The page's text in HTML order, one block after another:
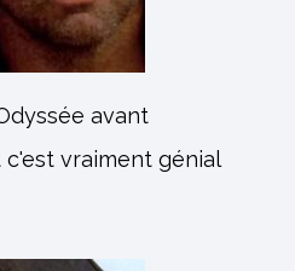
avant
vraiment génial